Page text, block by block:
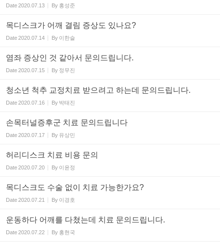
Date2020.07.13 By 홍성준
목디스크가 어깨 결림 증상도 있나요?
Date2020.07.14 By 이한슬
염좌 증상인 것 같아서 문의드립니다.
Date2020.07.15 By 정무진
청소년 척추 교정치료 받으려고 하는데 문의드립니다.
Date2020.07.16 By 박태진
손목터널증후군 치료 문의드립니다
Date2020.07.17 By 유상민
허리디스크 치료 비용 문의
Date2020.07.20 By 이윤정
목디스크도 수술 없이 치료 가능한가요?
Date2020.07.21 By 이경호
운동하다 어깨를 다쳤는데 치료 문의드립니다.
Date2020.07.22 By 홍현국